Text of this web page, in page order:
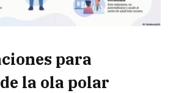
para
la ola polar